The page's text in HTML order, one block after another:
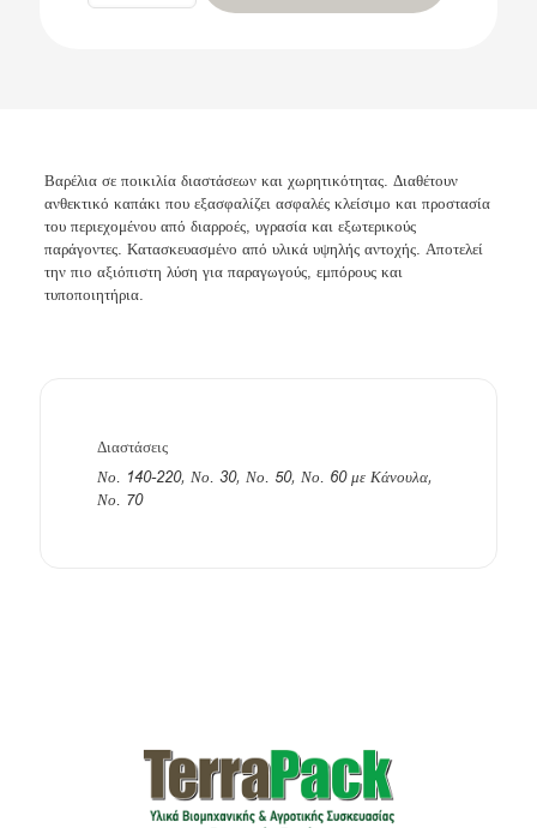
Βαρέλια σε ποικιλία διαστάσεων και χωρητικότητας. Διαθέτουν
ανθεκτικό καπάκι που εξασφαλίζει ασφαλές κλείσιμο και προστασία
του περιεχομένου από διαρροές, υγρασία και εξωτερικούς
παράγοντες. Κατασκευασμένο από υλικά υψηλής αντοχής. Αποτελεί
την πιο αξιόπιστη λύση για παραγωγούς, εμπόρους και
τυποποιητήρια.
Διαστάσεις
Νο. 140-220, Νο. 30, Νο. 50, Νο. 60 με Κάνουλα,
Νο. 70